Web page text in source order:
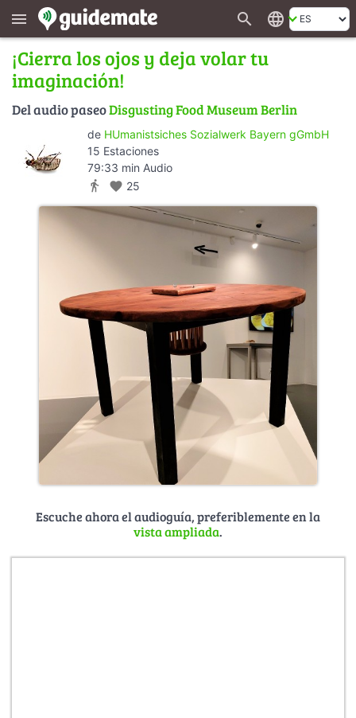
menu search language
¡Cierra los ojos y deja volar tu
imaginación!
Del audio paseoDisgusting Food Museum Berlin
de HUmanistsiches Sozialwerk Bayern gGmbH
15 Estaciones
79:33 min Audio
directions_walk favorite 25
Escuche ahora el audioguía, preferiblemente en la
vista ampliada.